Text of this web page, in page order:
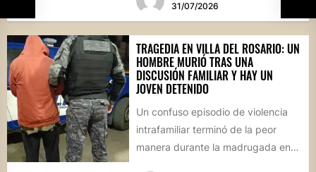
31/07/2026
TRAGEDIA EN VILLA DEL ROSARIO: UN
HOMBRE MURIÓ TRAS UNA
DISCUSIÓN FAMILIAR Y HAY UN
JOVEN DETENIDO
Un confuso episodio de violencia
intrafamiliar terminó de la peor
manera durante la madrugada en